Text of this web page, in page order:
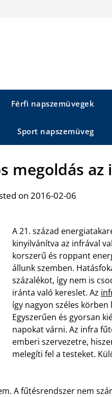
Férfi napszemüvegek
Sport napszemüveg
megoldás
on 2016-02-06
A 21. század
kinyilvánítva az infrával
korszerű és roppant
állunk szemben.
százalékot, így nem is
iránta való kereslet. Az
így nagyon széles körben
Egyszerűen és gyorsan
napokat várni. Az infra
emberi szervezetre,
melegíti fel a testeket.
A fűtésrendszer nem